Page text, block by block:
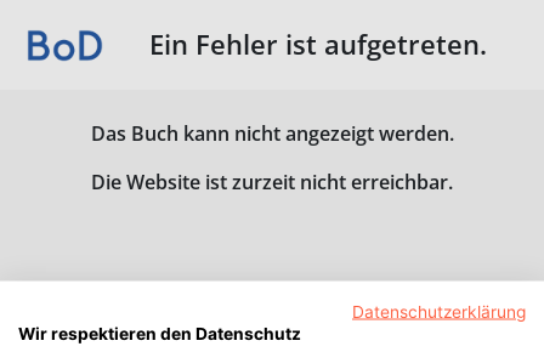
Ein Fehler ist aufgetreten.
Das Buch kann nicht angezeigt werden.
Die Website ist zurzeit nicht erreichbar.
Datenschutzerklärung
Wir respektieren den Datenschutz